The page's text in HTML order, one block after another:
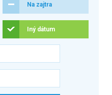
Na zajtra
Iný dátum